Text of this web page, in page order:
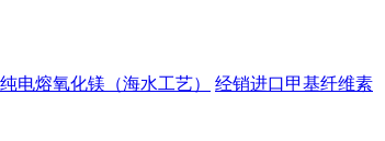
电熔氧化镁（海水工艺）
经销进口甲基纤维素